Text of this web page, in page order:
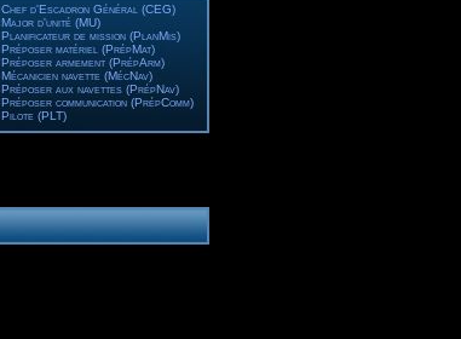
Chef d'Escadron Général (CEG)
Major d'unité (MU)
Planificateur de mission (PlanMis)
Préposer matériel (PrépMat)
Préposer armement (PrépArm)
Mécanicien navette (MécNav)
Préposer aux navettes (PrépNav)
Préposer communication (PrépComm)
Pilote (PLT)